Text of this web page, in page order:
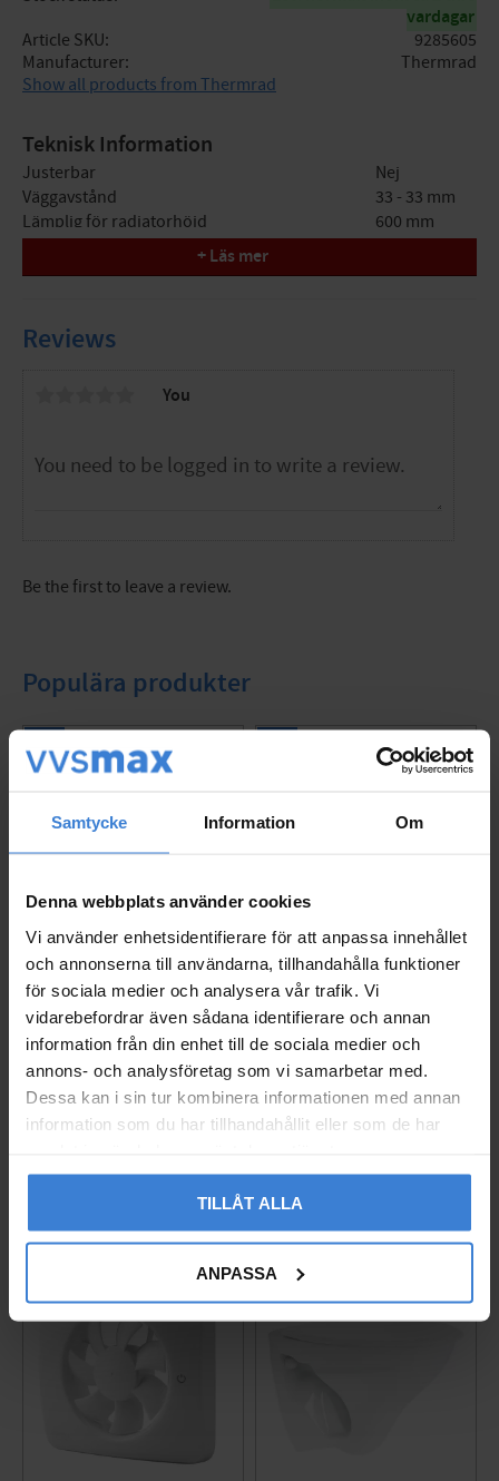
Samtycke Information Om
Denna webbplats använder cookies
Vi använder enhetsidentifierare för att anpassa innehållet
och annonserna till användarna, tillhandahålla funktioner
för sociala medier och analysera vår trafik. Vi
vidarebefordrar även sådana identifierare och annan
information från din enhet till de sociala medier och
annons- och analysföretag som vi samarbetar med.
Dessa kan i sin tur kombinera informationen med annan
information som du har tillhandahållit eller som de har
TILLÅT ALLA
ANPASSA
vardagar
Article SKU
9285605
Manufacturer
Thermrad
Show all products from Thermrad
Teknisk Information
Justerbar
Nej
Väggavstånd
33 - 33 mm
Lämplig för radiatorhöjd
600 mm
Avstånd mellan täckribbor
0 mm
Lämplig för sektionsradiator
Food Contact Material
+ Läs mer
Reviews
You
Be the first to leave a review.
Populära produkter
Ajax Central Hub 2 Plus
White 4G
14246.40.WH1
3 790 KR
Add to favorites
Vägguttag Exxact 2-väg
s Infälld Jord Schneide
r
005237627
260 KR
Add